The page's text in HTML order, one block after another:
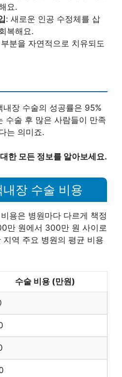
요.
: 새로운 인공 수정체를 삽
복해요.
분을 자연적으로 치유되도
내장 수술의 성공률은 95%
수술 후 많은 사람들이 만족
는 의미죠.
한 모든 정보를 알아보세요.
장 수술 비용
용은 병원마다 다르게 책정
만 원에서 300만 원 사이로
역 주요 병원의 평균 비용
수술 비용 (만원)